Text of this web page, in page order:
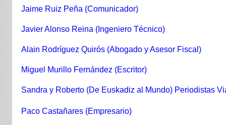
Jaime Ruiz Peña (Comunicador)
Javier Alonso Reina (Ingeniero Técnico)
Alain Rodríguez Quirós (Abogado y Asesor Fiscal)
Miguel Murillo Fernández (Escritor)
Sandra y Roberto (De Euskadiz al Mundo) Periodistas
Paco Castañares (Empresario)